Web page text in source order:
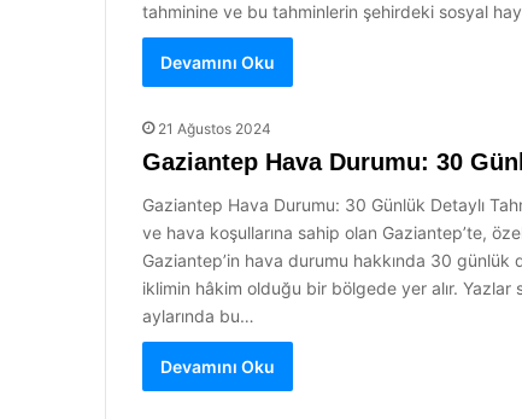
tahminine ve bu tahminlerin şehirdeki sosyal
Devamını Oku
21 Ağustos 2024
Gaziantep Hava Durumu: 30
Gaziantep Hava Durumu: 30 Günlük Detaylı
ve hava koşullarına sahip olan Gaziantep’te,
Gaziantep’in hava durumu hakkında 30
iklimin hâkim olduğu bir bölgede yer alır. Yazlar
aylarında bu…
Devamını Oku